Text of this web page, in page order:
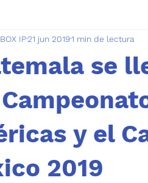
de mascotas
se
y el
2019
IP21 jun 20191 min de lectura